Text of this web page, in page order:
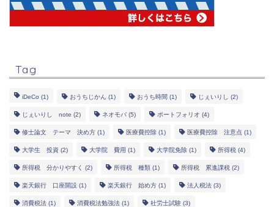
Tag
iDeCo (1) おうちじかん (1) おうち時間 (1) じぇいりし (2)
じぇいりし note (2) ネオモバ (5) ポートフォリオ (4)
修士論文 テーマ 決め方 (1) 医療費控除 (1) 医療費控除 注意点 (1)
大学生 投資 (2) 大学院 費用 (1) 大学院免除 (1) 所得税 (4)
所得税 分かりやすく (2) 所得税 種類 (1) 所得税 累進課税 (2)
楽天銀行 口座開設 (1) 楽天銀行 始め方 (1) 法人税法 (3)
消費税法 (1) 消費税法勉強法 (1) 社労士試験 (3)